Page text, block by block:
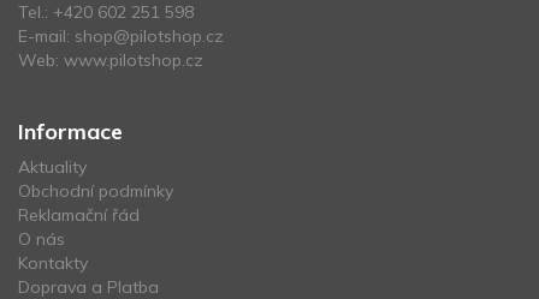
Tel.: +420 602 251 598
E-mail: shop@pilotshop.cz
Web: www.pilotshop.cz
Informace
Aktuality
Obchodní podmínky
Reklamační řád
O nás
Kontakty
Doprava a Platba